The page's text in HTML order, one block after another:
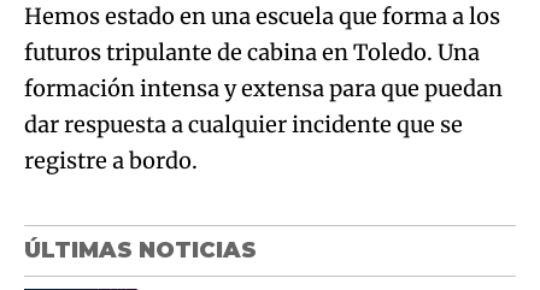
Hemos estado en una escuela que forma a los
futuros tripulante de cabina en Toledo. Una
formación intensa y extensa para que puedan
dar respuesta a cualquier incidente que se
registre a bordo.
ÚLTIMAS NOTICIAS